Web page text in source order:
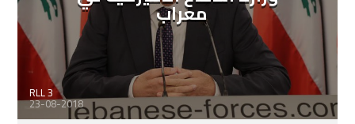
معراب
RLL 3
23-08-2018